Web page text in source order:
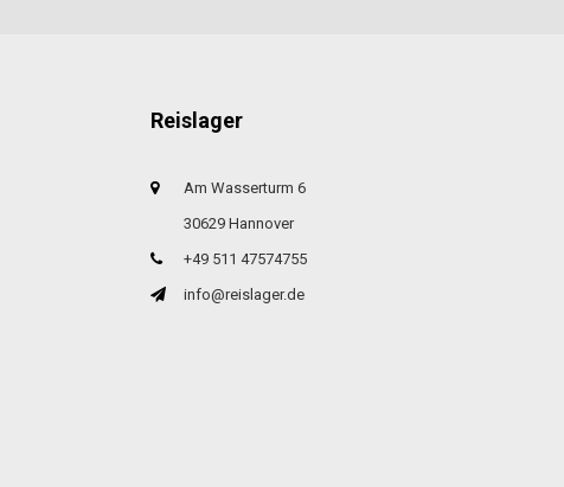
Reislager
Am Wasserturm 6
30629 Hannover
+49 511 47574755
info@reislager.de